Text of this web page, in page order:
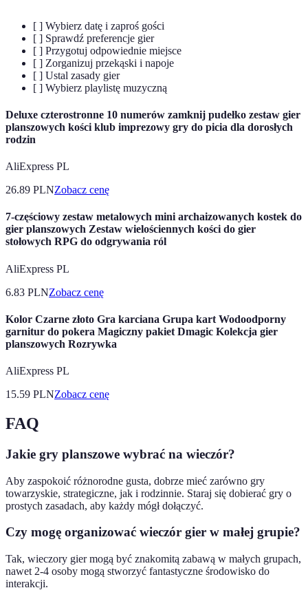
[ ] Wybierz datę i zaproś gości
[ ] Sprawdź preferencje gier
[ ] Przygotuj odpowiednie miejsce
[ ] Zorganizuj przekąski i napoje
[ ] Ustal zasady gier
[ ] Wybierz playlistę muzyczną
Deluxe czterostronne 10 numerów zamknij pudełko zestaw gier
planszowych kości klub imprezowy gry do picia dla dorosłych
rodzin
AliExpress PL
26.89 PLNZobacz cenę
7-częściowy zestaw metalowych mini archaizowanych kostek do
gier planszowych Zestaw wielościennych kości do gier
stołowych RPG do odgrywania ról
AliExpress PL
6.83 PLNZobacz cenę
Kolor Czarne złoto Gra karciana Grupa kart Wodoodporny
garnitur do pokera Magiczny pakiet Dmagic Kolekcja gier
planszowych Rozrywka
AliExpress PL
15.59 PLNZobacz cenę
FAQ
Jakie gry planszowe wybrać na wieczór?
Aby zaspokoić różnorodne gusta, dobrze mieć zarówno gry
towarzyskie, strategiczne, jak i rodzinnie. Staraj się dobierać gry o
prostych zasadach, aby każdy mógł dołączyć.
Czy mogę organizować wieczór gier w małej grupie?
Tak, wieczory gier mogą być znakomitą zabawą w małych grupach,
nawet 2-4 osoby mogą stworzyć fantastyczne środowisko do
interakcji.